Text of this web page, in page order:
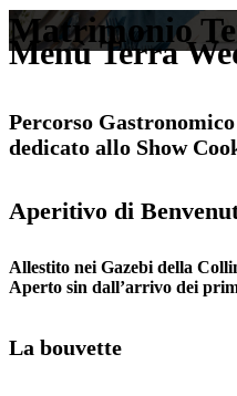
Matrimonio
Menù Terra
Percorso
dedicato allo Show
Aperitivo di
Allestito nei Gazebi della
Aperto sin dall’arrivo dei
La bouvette